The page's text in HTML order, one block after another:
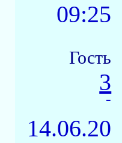
09:25
Гость
3
-
14.06.20